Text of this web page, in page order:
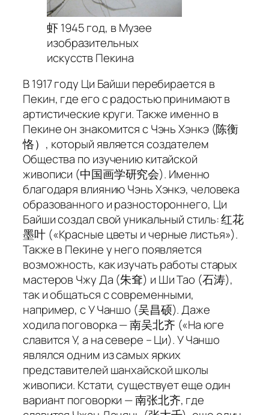
虾 1945 год, в Музее
изобразительных
искусств Пекина
В 1917 году Ци Байши перебирается в
Пекин, где его с радостью принимают в
артистические круги. Также именно в
Пекине он знакомится с Чэнь Хэнкэ (陈衡
恪）, который является создателем
Общества по изучению китайской
живописи (中国画学研究会). Именно
благодаря влиянию Чэнь Хэнкэ, человека
образованного и разностороннего, Ци
Байши создал свой уникальный стиль: 红花
墨叶 («Красные цветы и черные листья»).
Также в Пекине у него появляется
возможность, как изучать работы старых
мастеров Чжу Да (朱耷) и Ши Тао (石涛),
так и общаться с современными,
например, с У Чаншо (吴昌硕). Даже
ходила поговорка — 南吴北齐 («На юге
славится У, а на севере – Ци). У Чаншо
являлся одним из самых ярких
представителей шанхайской школы
живописи. Кстати, существует еще один
вариант поговорки — 南张北齐, где